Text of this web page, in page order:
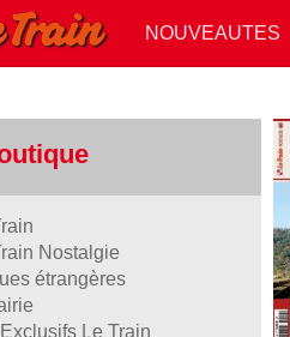
NOUVEAUTES
Nostalgie
étrangères
Le Train